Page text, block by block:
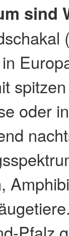
sind
oder